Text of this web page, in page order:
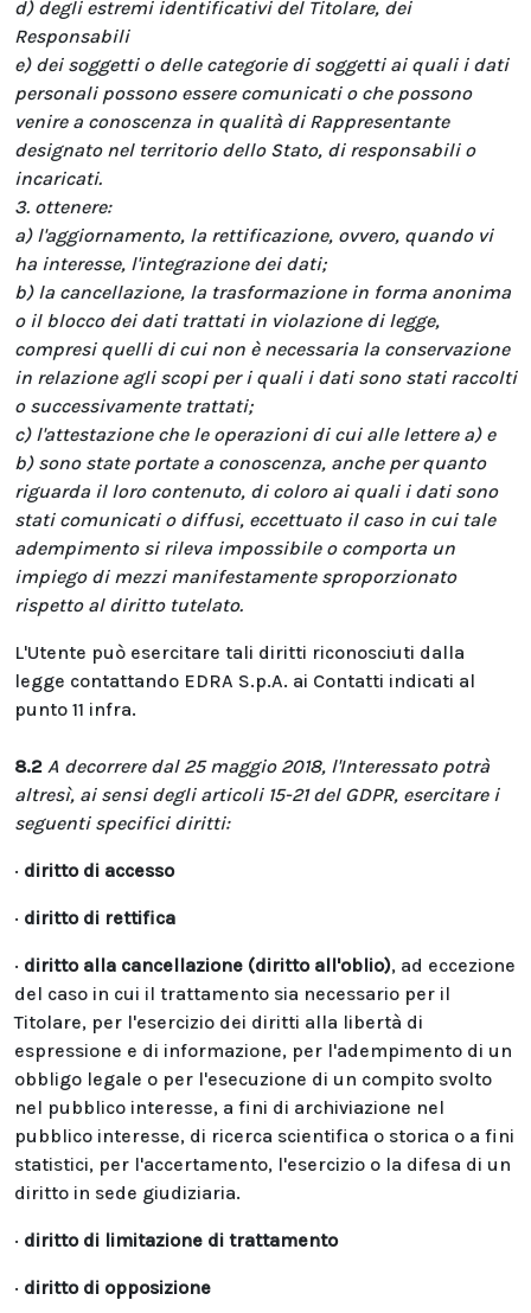
d) degli estremi identificativi del Titolare, dei
Responsabili
e) dei soggetti o delle categorie di soggetti ai quali i dati
personali possono essere comunicati o che possono
venire a conoscenza in qualità di Rappresentante
designato nel territorio dello Stato, di responsabili o
incaricati.
3. ottenere:
a) l'aggiornamento, la rettificazione, ovvero, quando vi
ha interesse, l'integrazione dei dati;
b) la cancellazione, la trasformazione in forma anonima
o il blocco dei dati trattati in violazione di legge,
compresi quelli di cui non è necessaria la conservazione
in relazione agli scopi per i quali i dati sono stati raccolti
o successivamente trattati;
c) l'attestazione che le operazioni di cui alle lettere a) e
b) sono state portate a conoscenza, anche per quanto
riguarda il loro contenuto, di coloro ai quali i dati sono
stati comunicati o diffusi, eccettuato il caso in cui tale
adempimento si rileva impossibile o comporta un
impiego di mezzi manifestamente sproporzionato
rispetto al diritto tutelato.
L'Utente può esercitare tali diritti riconosciuti dalla
legge contattando EDRA S.p.A. ai Contatti indicati al
punto 11 infra.
8.2 A decorrere dal 25 maggio 2018, l'Interessato potrà
altresì, ai sensi degli articoli 15-21 del GDPR, esercitare i
seguenti specifici diritti:
· diritto di accesso
· diritto di rettifica
· diritto alla cancellazione (diritto all'oblio), ad eccezione
del caso in cui il trattamento sia necessario per il
Titolare, per l'esercizio dei diritti alla libertà di
espressione e di informazione, per l'adempimento di un
obbligo legale o per l'esecuzione di un compito svolto
nel pubblico interesse, a fini di archiviazione nel
pubblico interesse, di ricerca scientifica o storica o a fini
statistici, per l'accertamento, l'esercizio o la difesa di un
diritto in sede giudiziaria.
· diritto di limitazione di trattamento
· diritto di opposizione